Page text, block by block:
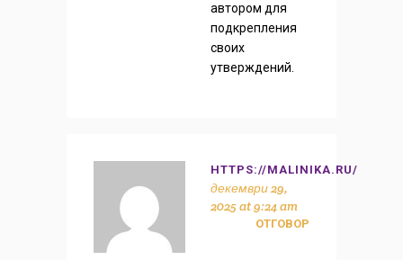
автором для
подкрепления
своих
утверждений.
HTTPS://MALINIKA.RU/
декември 29,
2025 at 9:24 am
ОТГОВОР